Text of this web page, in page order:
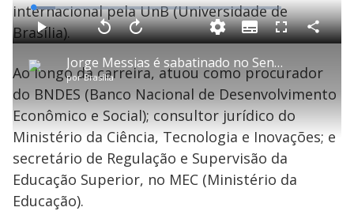
internacional pela UnB (Universidade de
Brasília).
P
l
a
Jorge Messias é sabatinado no Senado para vaga do STF
porBrasília
P V
l
t
a
r
0
s
e
g
n
d
A
a
n
ç
a
s
e
u
n
o
s
L
o
a
d
e
.
8
7
%
S
u
b
t
l
s
F
l
s
c
e
e
n
C
o
a
r
i
l
Ao longo da carreira, atuou como procurador
do BNDES (Banco Nacional de Desenvolvimento
Econômico e Social); consultor jurídico do
Ministério da Ciência, Tecnologia e Inovações; e
secretário de Regulação e Supervisão da
Educação Superior, no MEC (Ministério da
Educação).